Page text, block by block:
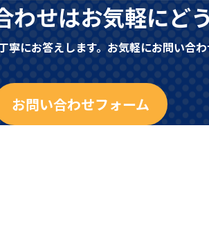
わせはお気軽にど
寧にお答えします。お気軽にお問い合わ
お問い合わせフォーム